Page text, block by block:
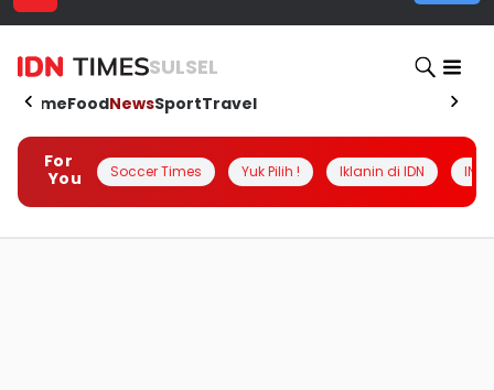
SULSEL
HomeFoodNewsSportTravel
For
You
Soccer Times Yuk Pilih ! Iklanin di IDN